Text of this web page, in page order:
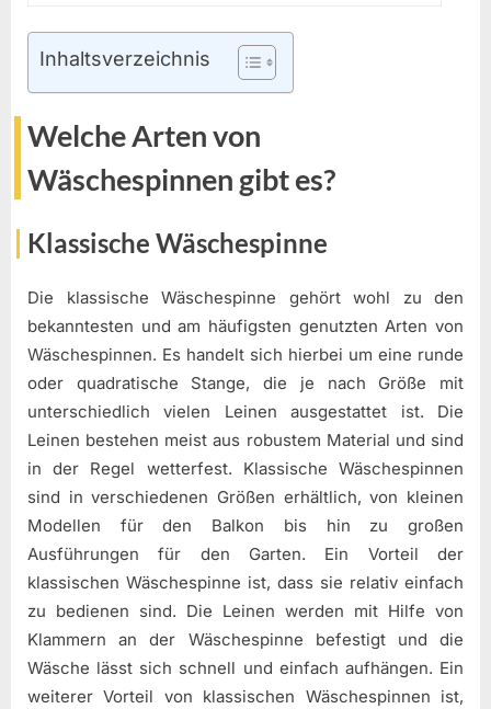
Inhaltsverzeichnis
Welche Arten von
Wäschespinnen gibt es?
Klassische Wäschespinne
Die klassische Wäschespinne gehört wohl zu den
bekanntesten und am häufigsten genutzten Arten von
Wäschespinnen. Es handelt sich hierbei um eine runde
oder quadratische Stange, die je nach Größe mit
unterschiedlich vielen Leinen ausgestattet ist. Die
Leinen bestehen meist aus robustem Material und sind
in der Regel wetterfest. Klassische Wäschespinnen
sind in verschiedenen Größen erhältlich, von kleinen
Modellen für den Balkon bis hin zu großen
Ausführungen für den Garten. Ein Vorteil der
klassischen Wäschespinne ist, dass sie relativ einfach
zu bedienen sind. Die Leinen werden mit Hilfe von
Klammern an der Wäschespinne befestigt und die
Wäsche lässt sich schnell und einfach aufhängen. Ein
weiterer Vorteil von klassischen Wäschespinnen ist,